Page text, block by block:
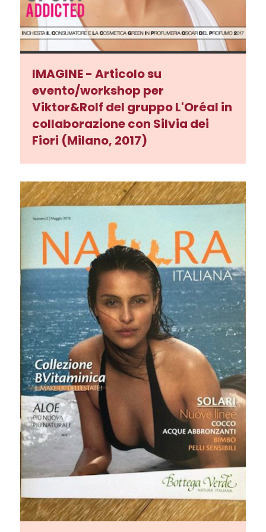
IMAGINE - Articolo su
evento/workshop per
Viktor&Rolf del gruppo L'Oréal in
collaborazione con Silvia dei
Fiori (Milano, 2017)